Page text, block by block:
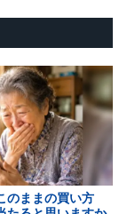
のままの買い方